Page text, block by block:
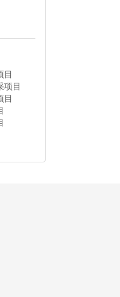
目
项目
目